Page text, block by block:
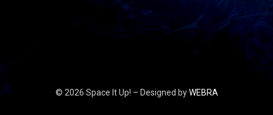
© 2026 Space It Up! – Designed byWEBRA